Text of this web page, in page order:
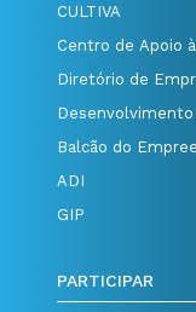
CULTIVA
Centro de Apoio
Diretório de
Desenvolvimento
Balcão do
ADI
GIP
PARTICIPAR